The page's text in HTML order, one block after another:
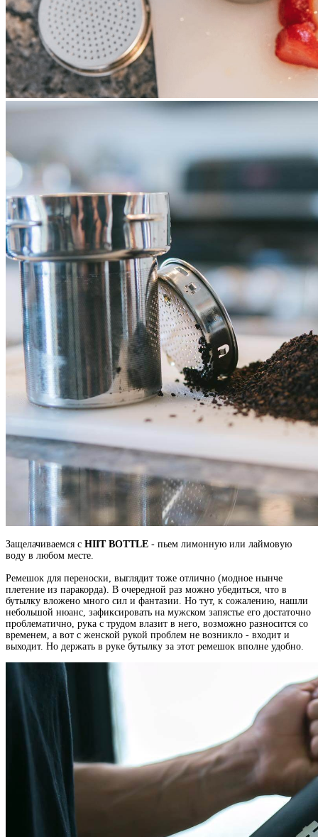
Защелачиваемся с HIIT BOTTLE - пьем лимонную или лаймовую
воду в любом месте.
Ремешок для переноски, выглядит тоже отлично (модное нынче
плетение из паракорда). В очередной раз можно убедиться, что в
бутылку вложено много сил и фантазии. Но тут, к сожалению, нашли
небольшой нюанс, зафиксировать на мужском запястье его достаточно
проблематично, рука с трудом влазит в него, возможно разносится со
временем, а вот с женской рукой проблем не возникло - входит и
выходит. Но держать в руке бутылку за этот ремешок вполне удобно.